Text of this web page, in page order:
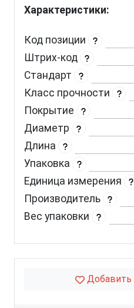
Характеристики:
Код позиции
Штрих-код
Стандарт
Класс прочности
Покрытие
Диаметр
Длина
Упаковка
Единица измерения
Производитель
Вес упаковки
Добавить